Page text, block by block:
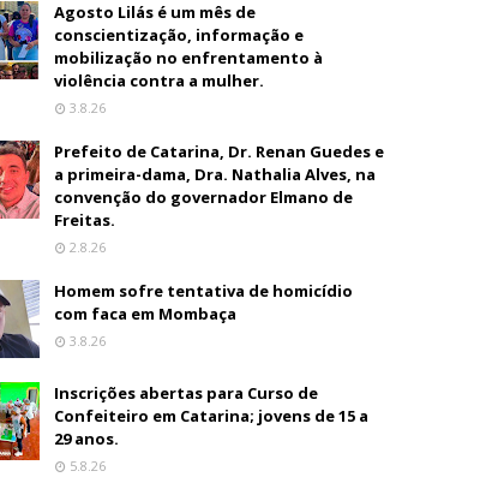
Agosto Lilás é um mês de
conscientização, informação e
mobilização no enfrentamento à
violência contra a mulher.
3.8.26
Prefeito de Catarina, Dr. Renan Guedes e
a primeira-dama, Dra. Nathalia Alves, na
convenção do governador Elmano de
Freitas.
2.8.26
Homem sofre tentativa de homicídio
com faca em Mombaça
3.8.26
Inscrições abertas para Curso de
Confeiteiro em Catarina; jovens de 15 a
29 anos.
5.8.26